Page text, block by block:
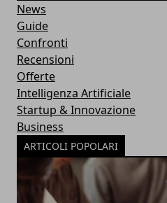
News
Guide
Confronti
Recensioni
Offerte
Intelligenza Artificiale
Startup & Innovazione
Business
ARTICOLI POPOLARI